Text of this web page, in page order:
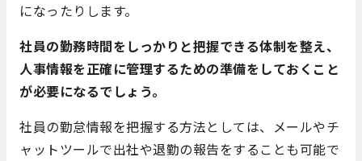
になったりします。
社員の勤務時間をしっかりと把握できる体制を整え、
人事情報を正確に管理するための準備をしておくこと
が必要になるでしょう。
社員の勤怠情報を把握する方法としては、メールやチ
ャットツールで出社や退勤の報告をすることも可能で